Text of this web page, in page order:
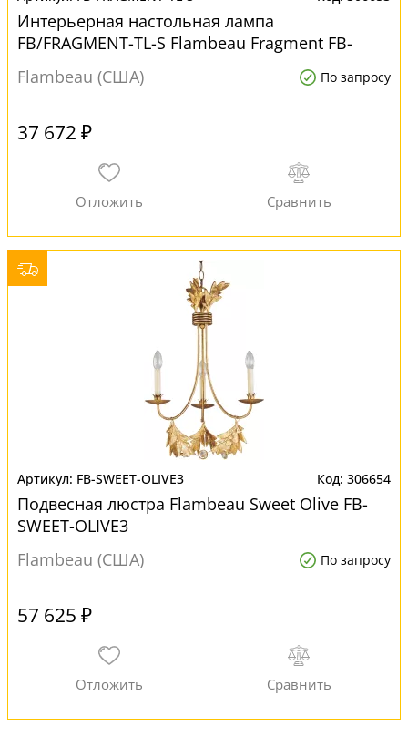
Интерьерная настольная лампа
FB/FRAGMENT-TL-S Flambeau Fragment FB-
FRAGMENT-TL-S
Flambeau (США) По запросу
37 672 ₽
FB-SWEET-OLIVE3 306654
Подвесная люстра Flambeau Sweet Olive FB-
SWEET-OLIVE3
Flambeau (США)
По запросу
57 625 ₽